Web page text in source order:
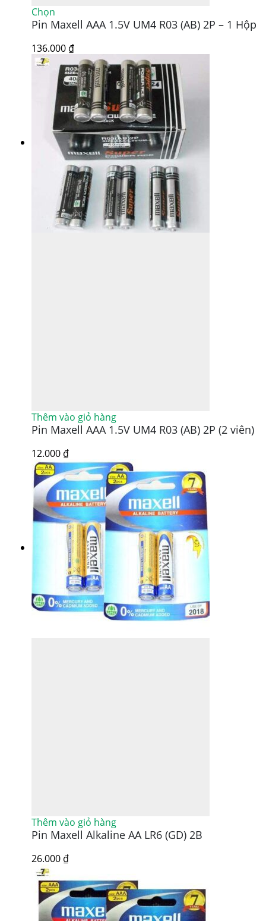
ChọnSản
phẩm
có
nhiều
biến
thể.
Các
tùy
chọn
có
thể
được
chọn
trên
trang
sản
phẩm
Pin Maxell AAA 1.5V UM4 R03 (AB) 2P – 1 Hộp
136.000 ₫
Thêm vào giỏ hàng
Pin Maxell AAA 1.5V UM4 R03 (AB) 2P (2 viên)
12.000 ₫
Thêm vào giỏ hàng
Pin Maxell Alkaline AA LR6 (GD) 2B
26.000 ₫